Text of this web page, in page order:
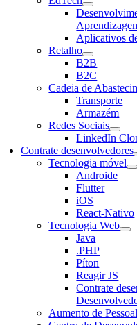
Aplicativos
Retalho
B2B
B2C
Cadeia de
Transporte
Armazém
Redes Sociais
LinkedIn
Contrate desenvolvedores
Tecnologia móvel
Androide
Flutter
iOS
React-Nativo
Tecnologia Web
Java
.PHP
Píton
Reagir JS
Contrate
Aumento de Pessoal